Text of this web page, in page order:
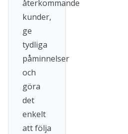
återkommande
kunder,
ge
tydliga
påminnelser
och
göra
det
enkelt
att följa